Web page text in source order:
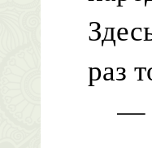
раз
—